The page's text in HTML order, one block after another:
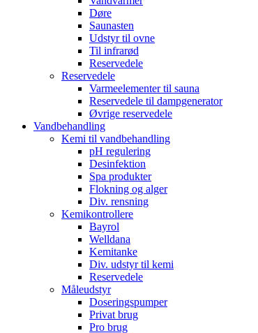
Døre
Saunasten
Udstyr til ovne
Til infrarød
Reservedele
Reservedele
Varmeelementer til sauna
Reservedele til dampgenerator
Øvrige reservedele
Vandbehandling
Kemi til vandbehandling
pH regulering
Desinfektion
Spa produkter
Flokning og alger
Div. rensning
Kemikontrollere
Bayrol
Welldana
Kemitanke
Div. udstyr til kemi
Reservedele
Måleudstyr
Doseringspumper
Privat brug
Pro brug